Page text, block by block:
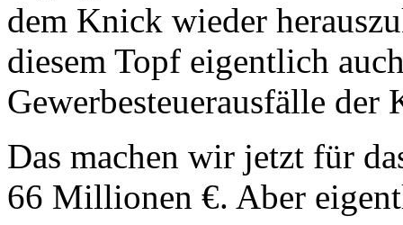
dem Knick wieder
diesem Topf eigentlich
Gewerbesteuerausfälle der
Das machen wir jetzt für
66 Millionen €. Aber